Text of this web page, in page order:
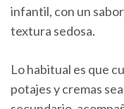
infantil, con un
textura sedosa.
Lo habitual es que
potajes y cremas